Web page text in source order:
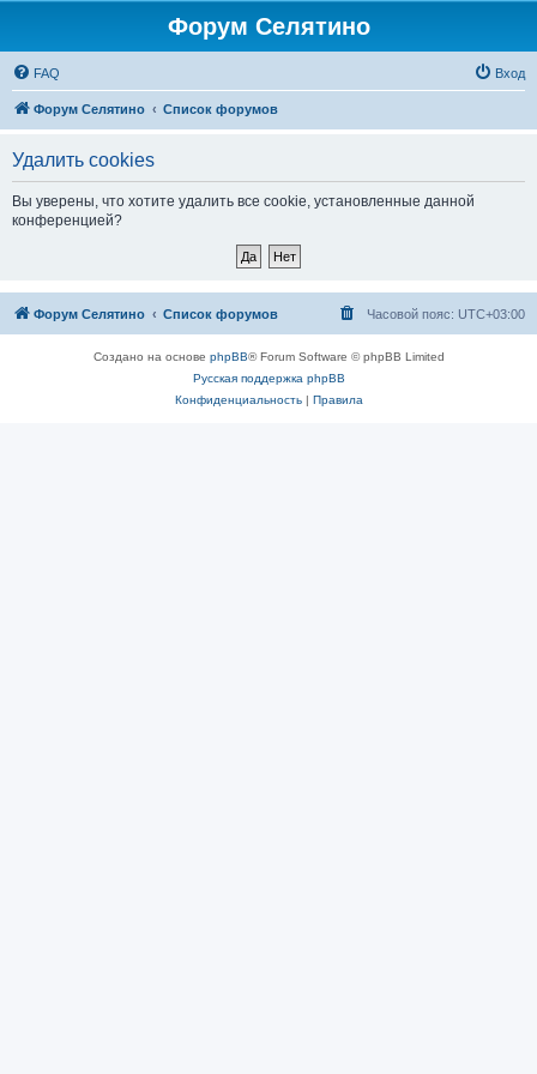
Форум Селятино
FAQ Вход
Форум Селятино Список форумов
Удалить cookies
Вы уверены, что хотите удалить все cookie, установленные данной
конференцией?
Форум Селятино Список форумов Часовой пояс: UTC+03:00
Создано на основе phpBB® Forum Software © phpBB Limited
Русская поддержка phpBB
Конфиденциальность| Правила